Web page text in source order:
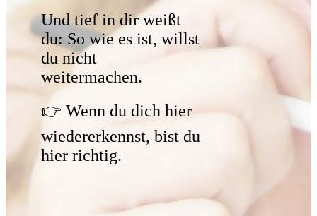
Und tief in dir weißt
du: So wie es ist, willst
du nicht
weitermachen.
👉 Wenn du dich hier
wiedererkennst, bist du
hier richtig.